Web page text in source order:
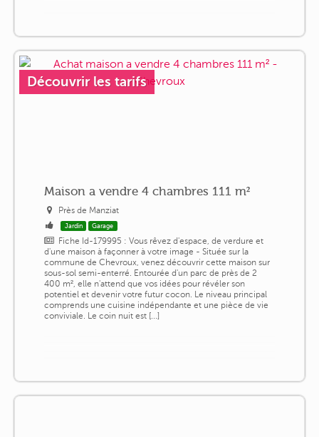
Découvrir les tarifs
Maison a vendre 4 chambres 111 m²
Près de Manziat
Jardin Garage
Fiche Id-179995 : Vous rêvez d'espace, de verdure et
d'une maison à façonner à votre image - Située sur la
commune de Chevroux, venez découvrir cette maison sur
sous-sol semi-enterré. Entourée d'un parc de près de 2
400 m², elle n'attend que vos idées pour révéler son
potentiel et devenir votre futur cocon. Le niveau principal
comprends une cuisine indépendante et une pièce de vie
conviviale. Le coin nuit est [...]